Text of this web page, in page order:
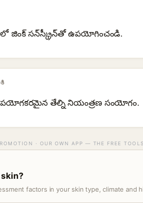
జింక్ సన్‌స్క్రీన్‌తో ఉపయోగించండి.
తేల్ని నియంత్రణ సంయోగం.
· OUR OWN APP — THE FREE
factors in your skin type, climate and